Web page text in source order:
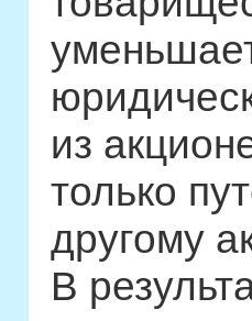
из
только
другому
В